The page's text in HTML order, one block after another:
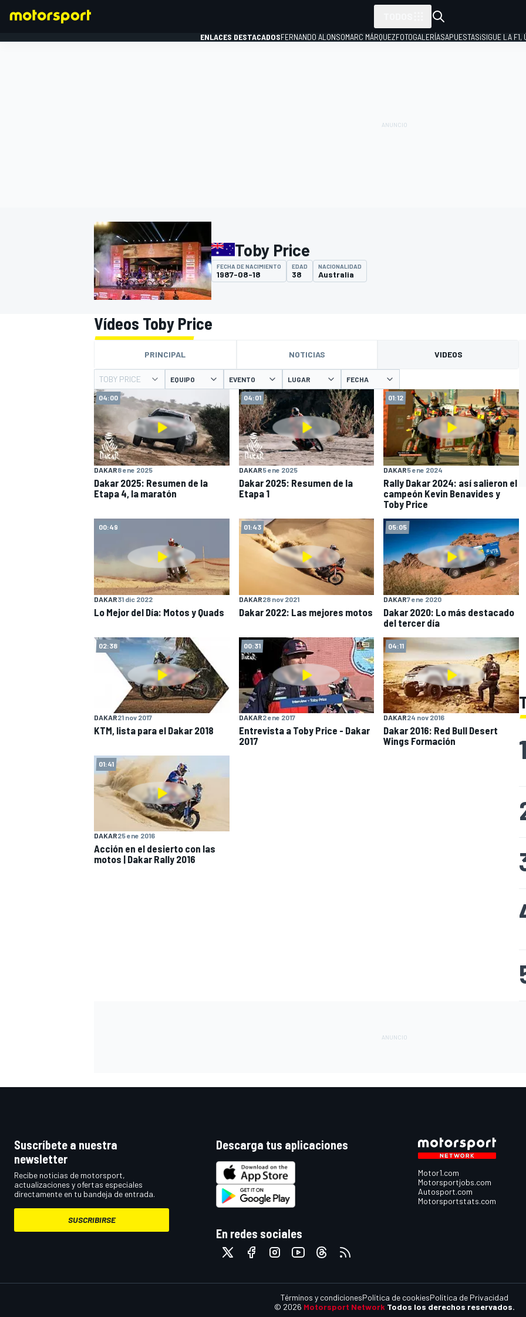
INDYCAR
WEC FÓRMULA E
MÁS CATEGORÍAS
ENLACES DESTACADOSFERNANDO ALONSOMARC MÁRQUEZFOTOGALERÍASAPUESTAS¡SIGUE LA F1,
Toby Price
FECHA DE NACIMIENTO
1987-08-18
EDAD
38
NACIONALIDAD
Australia
Vídeos Toby Price
PRINCIPAL NOTICIAS VIDEOS
TOBY PRICE EQUIPO EVENTO LUGAR FECHA
04:00
DAKAR8 ene 2025
Dakar 2025: Resumen de la
Etapa 4, la maratón
04:01
DAKAR5 ene 2025
Dakar 2025: Resumen de la
Etapa 1
01:12
DAKAR5 ene 2024
Rally Dakar 2024: así salieron el
campeón Kevin Benavides y
Toby Price
00:49
DAKAR31 dic 2022
Lo Mejor del Día: Motos y Quads
01:43
DAKAR28 nov 2021
Dakar 2022: Las mejores motos
05:05
DAKAR7 ene 2020
Dakar 2020: Lo más destacado
del tercer día
02:38
DAKAR21 nov 2017
KTM, lista para el Dakar 2018
00:31
DAKAR2 ene 2017
Entrevista a Toby Price - Dakar
2017
04:11
DAKAR24 nov 2016
Dakar 2016: Red Bull Desert
Wings Formación
01:41
DAKAR25 ene 2016
Acción en el desierto con las
motos | Dakar Rally 2016
1
Suscríbete a nuestra
newsletter
Recibe noticias de motorsport,
actualizaciones y ofertas especiales
directamente en tu bandeja de entrada.
SUSCRIBIRSE
Descarga tus aplicaciones
En redes sociales
Motor1.com
Motorsportjobs.com
Autosport.com
Motorsportstats.com
© 2026 Motorsport Network Todos los derechos reservados.
Términos y condicionesPolítica de cookiesPolítica de Privacidad